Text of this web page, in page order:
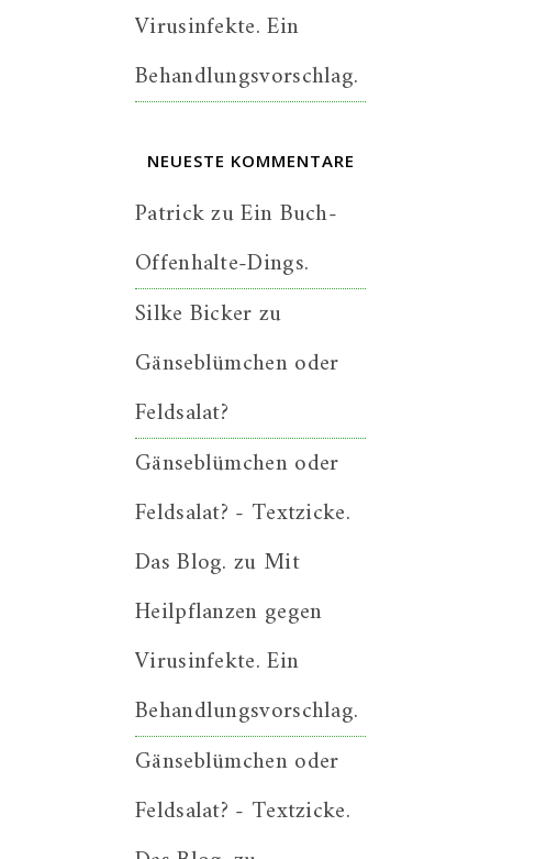
Virusinfekte. Ein
Behandlungsvorschlag.
NEUESTE KOMMENTARE
PatrickzuEin Buch-
Offenhalte-Dings.
Silke Bickerzu
Gänseblümchen oder
Feldsalat?
Gänseblümchen oder
Feldsalat? - Textzicke.
Das Blog. zu Mit
Heilpflanzen gegen
Virusinfekte. Ein
Behandlungsvorschlag.
Gänseblümchen oder
Feldsalat? - Textzicke.